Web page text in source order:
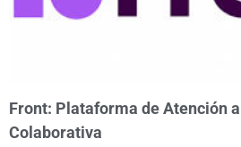
Front: Plataforma de Atención
Colaborativa